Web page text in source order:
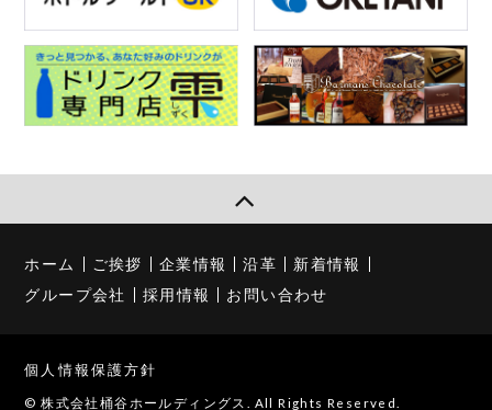
ホーム ご挨拶 企業情報 沿革
新着情報
グループ会社
採用情報 お問い合わせ
個人情報保護方針
© 株式会社桶谷ホールディングス. All Rights Reserved.